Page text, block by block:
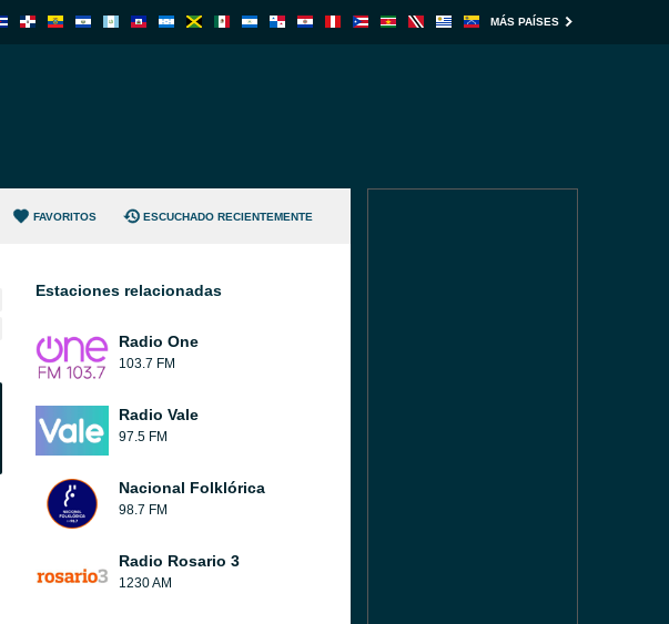
MÁS PAÍSES
FAVORITOS ESCUCHADO RECIENTEMENTE
Estaciones relacionadas
Radio One
103.7 FM
Radio Vale
97.5 FM
Nacional Folklórica
98.7 FM
Radio Rosario 3
1230 AM